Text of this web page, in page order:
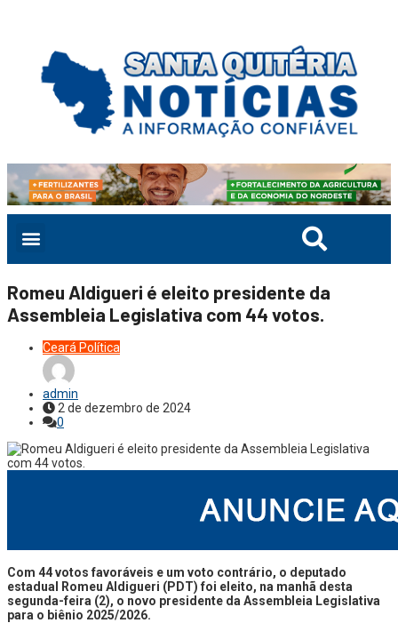
Romeu Aldigueri é eleito presidente da
Assembleia Legislativa com 44 votos.
Ceará Política
admin
2 de dezembro de 2024
0
Com 44 votos favoráveis e um voto contrário, o deputado
estadual Romeu Aldigueri (PDT) foi eleito, na manhã desta
segunda-feira (2), o novo presidente da Assembleia Legislativa
para o biênio 2025/2026.